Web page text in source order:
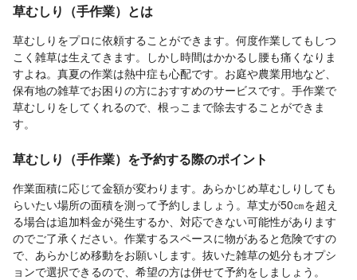
草むしり（手作業）とは
草むしりをプロに依頼することができます。何度作業してもしつ
こく雑草は生えてきます。しかし時間はかかるし腰も痛くなりま
すよね。真夏の作業は熱中症も心配です。お庭や農業用地など、
保有地の雑草でお困りの方におすすめのサービスです。手作業で
草むしりをしてくれるので、根っこまで除去することができま
す。
草むしり（手作業）を予約する際のポイント
作業面積に応じて金額が変わります。あらかじめ草むしりしても
らいたい場所の面積を測って予約しましょう。草丈が50㎝を超え
る場合は追加料金が発生するか、対応できない可能性があります
のでご了承ください。作業するスペースに物があると危険ですの
で、あらかじめ移動をお願いします。抜いた雑草の処分もオプシ
ョンで選択できるので、希望の方は併せて予約をしましょう。